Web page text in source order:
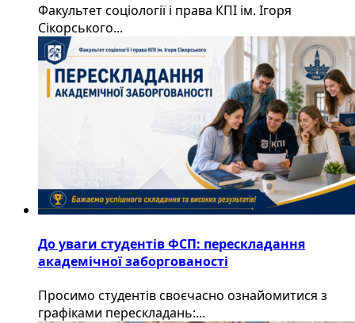
Факультет соціології і права КПІ ім. Ігоря
Сікорського...
До уваги студентів ФСП: перескладання
академічної заборгованості
Просимо студентів своєчасно ознайомитися з
графіками перескладань:...